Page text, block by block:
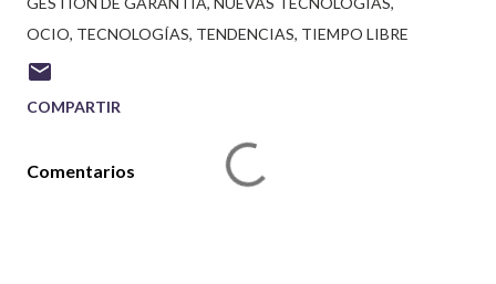
OCIO TECNOLOGÍAS TENDENCIAS TIEMPO LIBRE
COMPARTIR
Comentarios